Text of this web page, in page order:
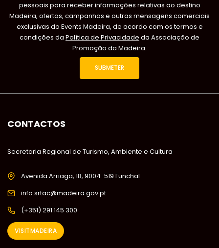
pessoais para receber informações relativas ao destino
Madeira, ofertas, campanhas e outras mensagens comerciais
exclusivas do Events Madeira, de acordo com os termos e
condições da Política de Privacidade da Associação de
Promoção da Madeira.
CONTACTOS
Secretaria Regional de Turismo, Ambiente e Cultura
Avenida Arriaga, 18, 9004-519 Funchal
info.srtac@madeira.gov.pt
(+351) 291 145 300
VISITMADEIRA